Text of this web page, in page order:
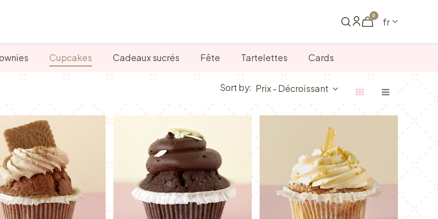
0
fr
Cupcakes Cadeaux sucrés Fête Tartelettes Cards
Sort by: Prix - Décroissant